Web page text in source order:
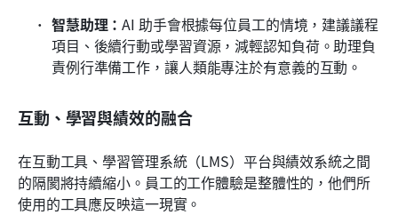
智慧助理：AI 助手會根據每位員工的情境，建議議程
項目、後續行動或學習資源，減輕認知負荷。助理負
責例行準備工作，讓人類能專注於有意義的互動。
互動、學習與績效的融合
在互動工具、學習管理系統（LMS）平台與績效系統之間
的隔閡將持續縮小。員工的工作體驗是整體性的，他們所
使用的工具應反映這一現實。